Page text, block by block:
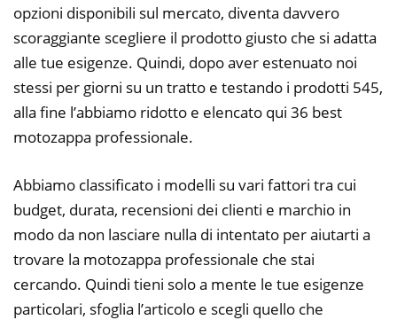
opzioni disponibili sul mercato, diventa davvero
scoraggiante scegliere il prodotto giusto che si adatta
alle tue esigenze. Quindi, dopo aver estenuato noi
stessi per giorni su un tratto e testando i prodotti 545,
alla fine l’abbiamo ridotto e elencato qui 36 best
motozappa professionale.
Abbiamo classificato i modelli su vari fattori tra cui
budget, durata, recensioni dei clienti e marchio in
modo da non lasciare nulla di intentato per aiutarti a
trovare la motozappa professionale che stai
cercando. Quindi tieni solo a mente le tue esigenze
particolari, sfoglia l’articolo e scegli quello che